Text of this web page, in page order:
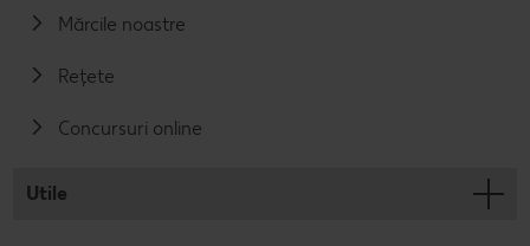
Mărcile noastre
Rețete
Concursuri online
Utile